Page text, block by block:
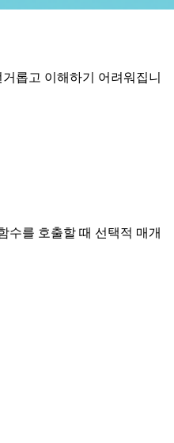
롭고 이해하기 어려워집니
수를 호출할 때 선택적 매개